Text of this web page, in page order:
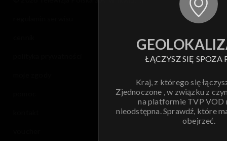
ŁĄCZYSZ SIĘ SPOZA
Kraj, z którego się
Zjednoczone , w związku z
na platformie TVP VOD
nieodstępna. Sprawdź, które
obejrzeć.